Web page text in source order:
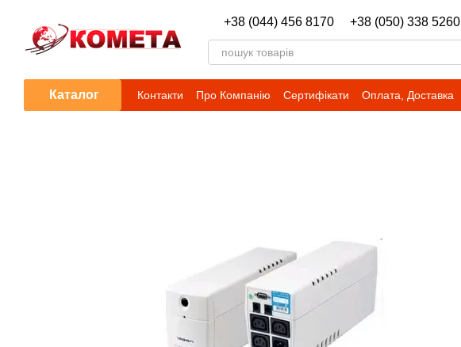
+38 (044) 456 8170 +38 (050) 338 5260
Каталог Контакти Про Компанію Сертифікати Оплата, Доставка